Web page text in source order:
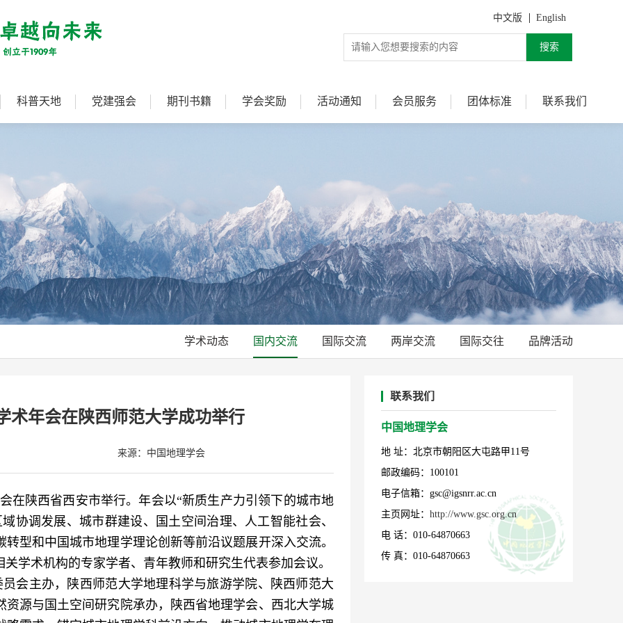
English
中文版
搜索
科普天地 党建强会 期刊书籍 学会奖励 活动通知 会员服务 团体标准 联系我们
学术动态 国内交流 国际交流 两岸交流 国际交往 品牌活动
术年会在陕西师范大学成功举行
来源：中国地理学会
在陕西省西安市举行。年会以“新质生产力引领下的城市地
协调发展、城市群建设、国土空间治理、人工智能社会、
型和中国城市地理学理论创新等前沿议题展开深入交流。
学术机构的专家学者、青年教师和研究生代表参加会议。
会主办，陕西师范大学地理科学与旅游学院、陕西师范大
源与国土空间研究院承办，陕西省地理学会、西北大学城
联系我们
中国地理学会
地 址：北京市朝阳区大屯路甲11号
邮政编码：100101
电子信箱：gsc@igsnrr.ac.cn
主页网址： http://www.gsc.org.cn
电 话：010-64870663
传 真：010-64870663